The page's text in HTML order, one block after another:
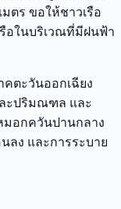
ตร ขอให้ชาวเรือ
อในบริเวณที่มีฝนฟ้า
ตะวันออกเฉียง
ะปริมณฑล และ
อกควันปานกลาง
ลง และการระบาย